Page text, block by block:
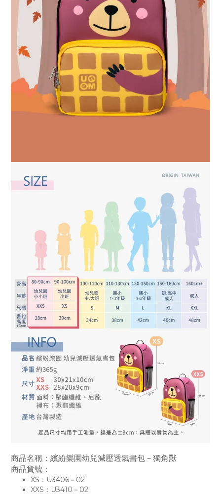
商品名稱：繽紛樂園幼兒減壓透氣書包－獨角獸
商品貨號：
XS：U3406－02
XXS：U3410－02